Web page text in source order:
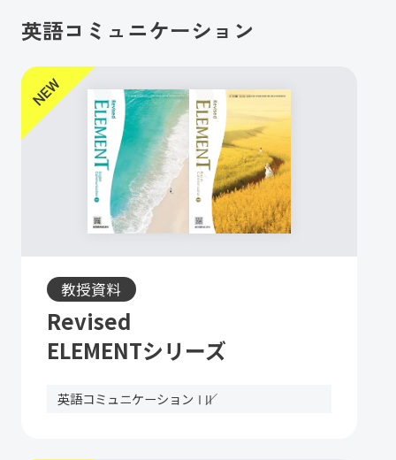
英語コミュニケーション
教授資料
Revised
ELEMENTシリーズ
英語コミュニケーションⅠ Ⅱ